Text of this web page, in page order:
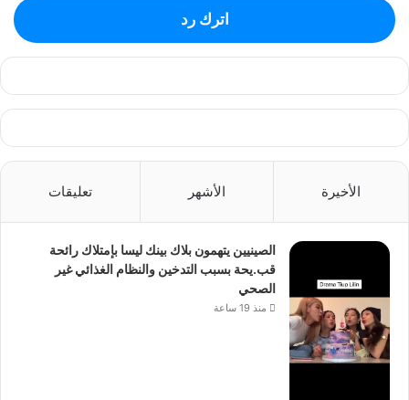
اترك رد
الأخيرة الأشهر تعليقات
الصينيين يتهمون بلاك بينك ليسا بإمتلاك رائحة
قب.يحة بسبب التدخين والنظام الغذائي غير
الصحي
منذ 19 ساعة